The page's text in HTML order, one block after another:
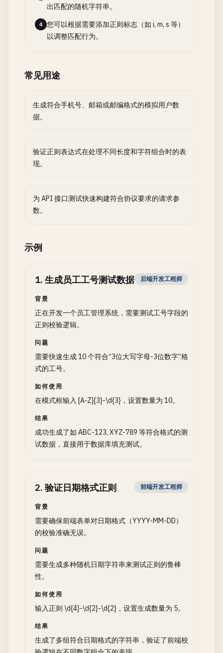
出匹配的随机字符串。
4
您可以根据需要添加正则标志（如 i, m, s 等）
以调整匹配行为。
常见用途
生成符合手机号、邮箱或邮编格式的模拟用户数
据。
验证正则表达式在处理不同长度和字符组合时的表
现。
为 API 接口测试快速构建符合协议要求的请求参
数。
示例
1. 生成员工工号测试数据 后端开发工程师
背景
正在开发一个员工管理系统，需要测试工号字段的
正则校验逻辑。
问题
需要快速生成 10 个符合“3位大写字母-3位数字”格
式的工号。
如何使用
在模式框输入 [A-Z]{3}-\d{3}，设置数量为 10。
结果
成功生成了如 ABC-123, XYZ-789 等符合格式的测
试数据，直接用于数据库填充测试。
2. 验证日期格式正则 前端开发工程师
背景
需要确保前端表单对日期格式（YYYY-MM-DD）
的校验准确无误。
问题
需要生成多种随机日期字符串来测试正则的鲁棒
性。
如何使用
输入正则 \d{4}-\d{2}-\d{2}，设置生成数量为 5。
结果
生成了多组符合日期格式的字符串，验证了前端校